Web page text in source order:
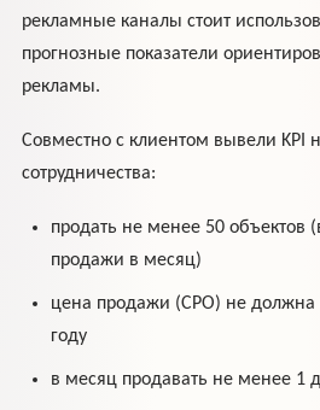
рекламные каналы стоит
прогнозные показатели
рекламы.
Совместно с клиентом вывели KPI
сотрудничества:
продать не менее 50 объектов
продажи в месяц)
цена продажи (СРО) не должна
году
в месяц продавать не менее 1